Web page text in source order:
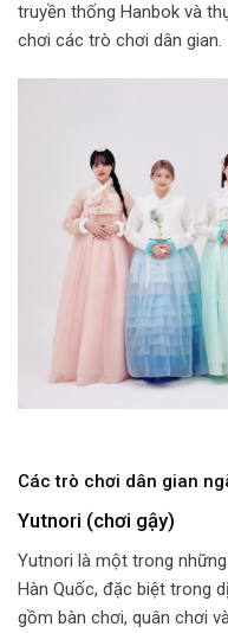
truyền thống Hanbok và
chơi các trò chơi dân gian.
Các trò chơi dân gian
Yutnori (chơi gậy)
Yutnori là một trong
Hàn Quốc, đặc biệt trong
gồm bàn chơi, quân chơi